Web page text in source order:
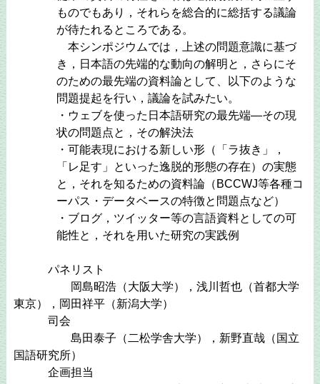
ものでもあり，それらを総合的に総括する議論
が待たれるところである。
本シンポジウムでは，上述の問題意識に基づ
き，日本語の先端的な動向の解明と，さらにそ
のための最先端の資料論として、以下のような
問題提起を行い，議論を試みたい。
・ウェブを使った日本語研究の最先端―その現
状の問題点と，その解決法
・可能表現における新しい形（「ラ抜き」，
「レ足す」といった逸脱的形態の存在）の実態
と，それを知るための資料論（BCCWJ等各種コ
ーパス・データベースの特徴と問題点など）
・ブログ，ツイッター等の言語資料としての可
能性と，それを用いた研究の実践例
パネリスト
岡島昭浩（大阪大学），浅川哲也（首都大学
東京），岡田祥平（新潟大学）
司会
島田泰子（二松学舎大学），新野直哉（国立
国語研究所）
企画担当